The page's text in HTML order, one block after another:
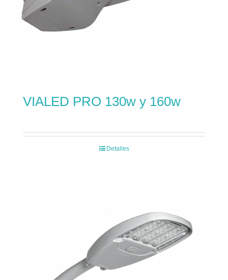
VIALED PRO 130w y 160w
Detalles